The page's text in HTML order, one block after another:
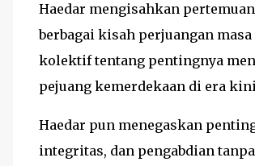
Haedar mengisahkan
berbagai kisah perjuangan
kolektif tentang pentingnya
pejuang kemerdekaan di era
Haedar pun menegaskan
integritas, dan pengabdian